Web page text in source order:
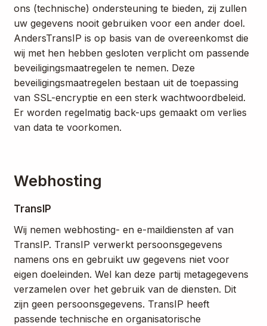
ons (technische) ondersteuning te bieden, zij zullen
uw gegevens nooit gebruiken voor een ander doel.
AndersTransIP is op basis van de overeenkomst die
wij met hen hebben gesloten verplicht om passende
beveiligingsmaatregelen te nemen. Deze
beveiligingsmaatregelen bestaan uit de toepassing
van SSL-encryptie en een sterk wachtwoordbeleid.
Er worden regelmatig back-ups gemaakt om verlies
van data te voorkomen.
Webhosting
TransIP
Wij nemen webhosting- en e-maildiensten af van
TransIP. TransIP verwerkt persoonsgegevens
namens ons en gebruikt uw gegevens niet voor
eigen doeleinden. Wel kan deze partij metagegevens
verzamelen over het gebruik van de diensten. Dit
zijn geen persoonsgegevens. TransIP heeft
passende technische en organisatorische